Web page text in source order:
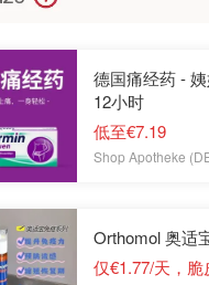
德国痛经药 -
12小时
低至€7.19
Shop Apotheke
Orthomol 奥适
仅€1.77/天，